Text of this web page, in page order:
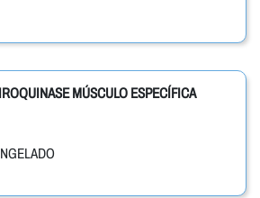
MÚSCULO ESPECÍFICA